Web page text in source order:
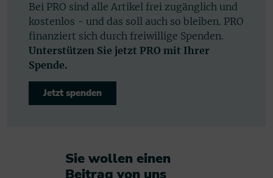
Bei PRO sind alle Artikel frei zugänglich und
kostenlos - und das soll auch so bleiben. PRO
finanziert sich durch freiwillige Spenden.
Unterstützen Sie jetzt PRO mit Ihrer
Spende.
Jetzt spenden
Sie wollen einen